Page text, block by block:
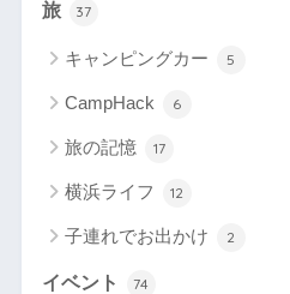
旅 37
キャンピングカー 5
CampHack 6
旅の記憶 17
横浜ライフ 12
子連れでお出かけ 2
イベント 74